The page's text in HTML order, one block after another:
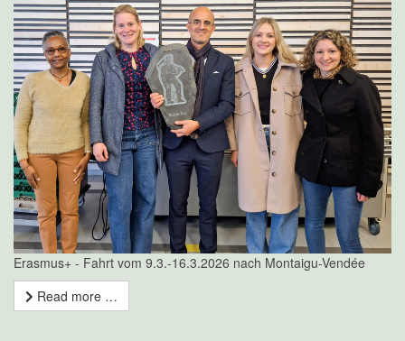
Erasmus+ - Fahrt vom 9.3.-16.3.2026 nach Montaigu-Vendée
Read more …